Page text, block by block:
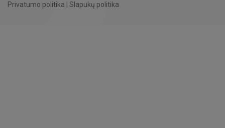
Privatumo politika
Slapukų politika